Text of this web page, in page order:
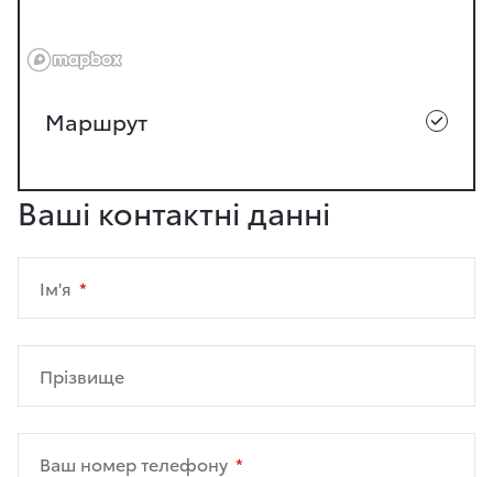
Маршрут
Ваші контактні данні
Ім'я
Прізвище
Ваш номер телефону